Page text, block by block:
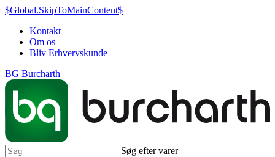
$Global.SkipToMainContent$
Kontakt
Om os
Bliv Erhvervskunde
BG Burcharth
Søg efter varer